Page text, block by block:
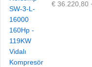
€ 36.220,80